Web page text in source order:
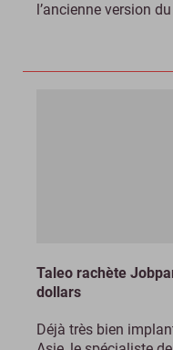
l’ancienne version
Taleo rachète
dollars
Déjà très bien